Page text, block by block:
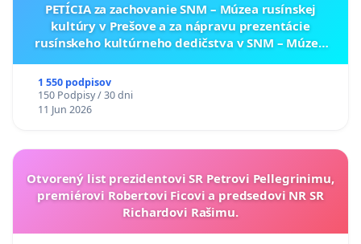
PETÍCIA za zachovanie SNM – Múzea rusínskej
kultúry v Prešove a za nápravu prezentácie
rusínskeho kultúrneho dedičstva v SNM – Múzeu
1 550 podpisov
150 Podpisy / 30 dni
11 Jun 2026
Otvorený list prezidentovi SR Petrovi Pellegrinimu,
premiérovi Robertovi Ficovi a predsedovi NR SR
Richardovi Rašimu.